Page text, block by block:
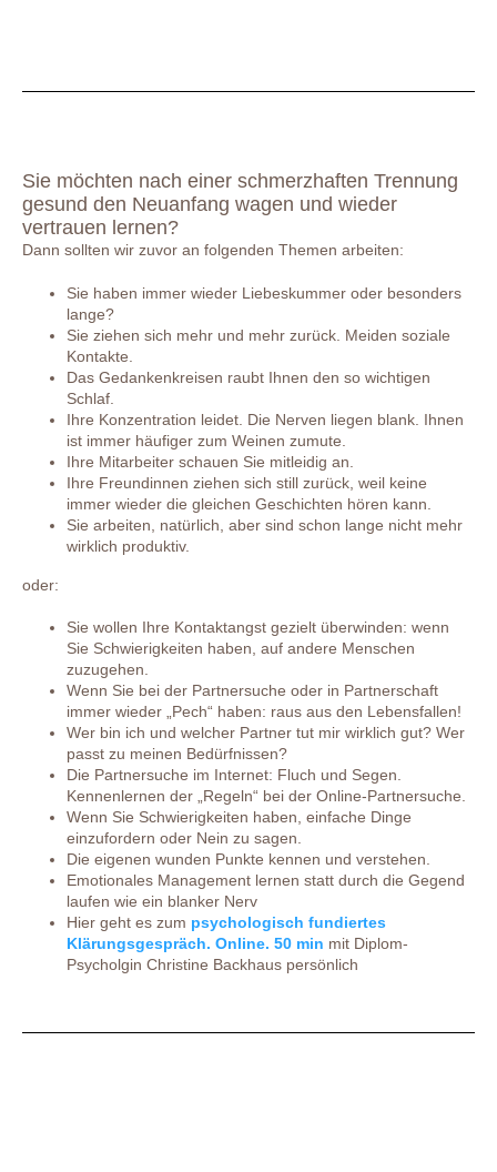
Sie möchten nach einer schmerzhaften Trennung
gesund den Neuanfang wagen und wieder
vertrauen lernen?
Dann sollten wir zuvor an folgenden Themen arbeiten:
Sie haben immer wieder Liebeskummer oder besonders
lange?
Sie ziehen sich mehr und mehr zurück. Meiden soziale
Kontakte.
Das Gedankenkreisen raubt Ihnen den so wichtigen
Schlaf.
Ihre Konzentration leidet. Die Nerven liegen blank. Ihnen
ist immer häufiger zum Weinen zumute.
Ihre Mitarbeiter schauen Sie mitleidig an.
Ihre Freundinnen ziehen sich still zurück, weil keine
immer wieder die gleichen Geschichten hören kann.
Sie arbeiten, natürlich, aber sind schon lange nicht mehr
wirklich produktiv.
oder:
Sie wollen Ihre Kontaktangst gezielt überwinden: wenn
Sie Schwierigkeiten haben, auf andere Menschen
zuzugehen.
Wenn Sie bei der Partnersuche oder in Partnerschaft
immer wieder „Pech“ haben: raus aus den Lebensfallen!
Wer bin ich und welcher Partner tut mir wirklich gut? Wer
passt zu meinen Bedürfnissen?
Die Partnersuche im Internet: Fluch und Segen.
Kennenlernen der „Regeln“ bei der Online-Partnersuche.
Wenn Sie Schwierigkeiten haben, einfache Dinge
einzufordern oder Nein zu sagen.
Die eigenen wunden Punkte kennen und verstehen.
Emotionales Management lernen statt durch die Gegend
laufen wie ein blanker Nerv
Hier geht es zum psychologisch fundiertes
Klärungsgespräch. Online. 50 min mit Diplom-
Psycholgin Christine Backhaus persönlich